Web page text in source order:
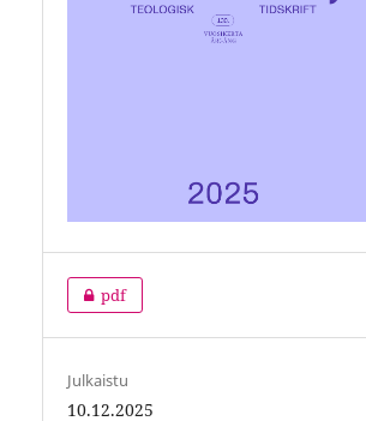
pdf
Julkaistu
10.12.2025